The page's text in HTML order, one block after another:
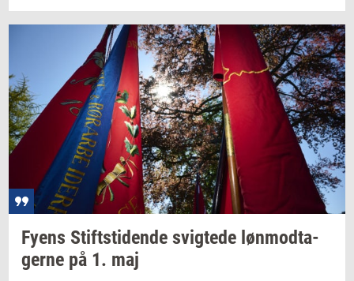
Fyens Stift­s­ti­den­de svig­te­de løn­mod­ta­
ger­ne på 1. maj